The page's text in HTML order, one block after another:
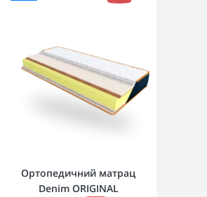
Ортопедичний матрац
Denim ORIGINAL